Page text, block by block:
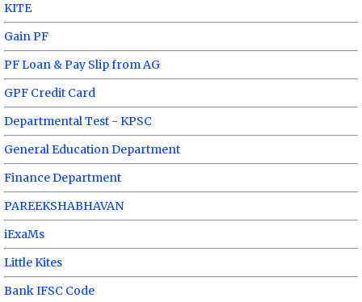
KITE
Gain PF
PF Loan & Pay Slip from AG
GPF Credit Card
Departmental Test - KPSC
General Education Department
Finance Department
PAREEKSHABHAVAN
iExaMs
Little Kites
Bank IFSC Code